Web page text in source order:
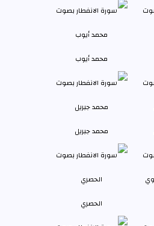
محمد أيوب
محمد جبريل
الحصري